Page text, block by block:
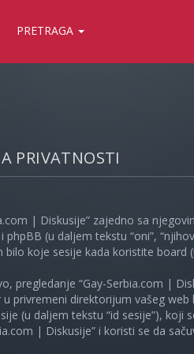
PRETRAGA
PRIVATNOSTI
| Diskusije” zajedno sa
(u daljem tekstu “oni”,
koje sesije kada koristite board
pregledanje “Gay-Serbia.com |
privremeni direktorijum vašeg
(u daljem tekstu “id sesije”),
| Diskusije” i koristi se da